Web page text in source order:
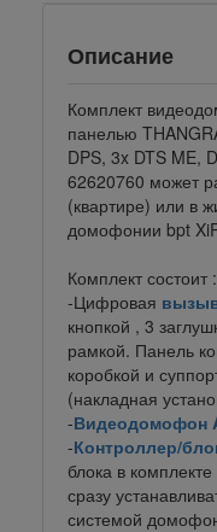
Описание
Комплект
панелью
DPS, 3x DTS ME,
62620760 может
(квартире) или в
домофонии bpt
Комплект состоит :
-Цифровая
кнопкой , 3
рамкой. Панель
коробкой и
(накладная
-Видеодомофон
-Контроллер/
блока в
сразу
системой